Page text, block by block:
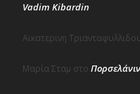
Vadim Kibardin
Αικατερινη
Μαρία Σταμ στο